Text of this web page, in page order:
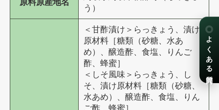
原料原産地名
う）
＜甘酢漬け＞らっきょう、漬け
原材料［糖類（砂糖、水あ
め）、醸造酢、食塩、りんご
酢、蜂蜜］
＜しそ風味＞らっきょう、し
そ、漬け原材料［糖類（砂糖、
水あめ）、醸造酢、食塩、りん
よくある質問